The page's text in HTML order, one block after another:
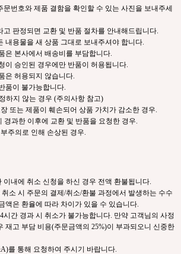
번호와 제품 결함을 확인할 수 있는 사진을 보내주세
고 판정되면 교환 및 반품 절차를 안내해드립니다.
내용물을 새 상품 그대로 보내주셔야 합니다.
은 본사에서 배송비를 부담합니다.
이 승인된 경우에만 반품이 허용됩니다.
은 허용되지 않습니다.
품이 불가능합니다.
하지 않는 경우 (주의사항 참고)
또는 제품이 훼손되어 상품 가치가 감소한 경우.
경과한 이후에 교환 및 반품을 요청한 경우.
주의로 인해 손상된 경우.
이내에 취소 신청을 하신 경우 전액 환불됩니다.
소 시 주문의 결제/취소/환불 과정에서 발생하는 수수
액은 환율에 따라 차이가 있을 수 있습니다.
시간 경과 시 취소가 불가능합니다. 만약 고객님의 사정
재고 부담 비용(주문금액의 25%)이 부과되오니 신중한
를 통해 요청하여 주시기 바랍니다.